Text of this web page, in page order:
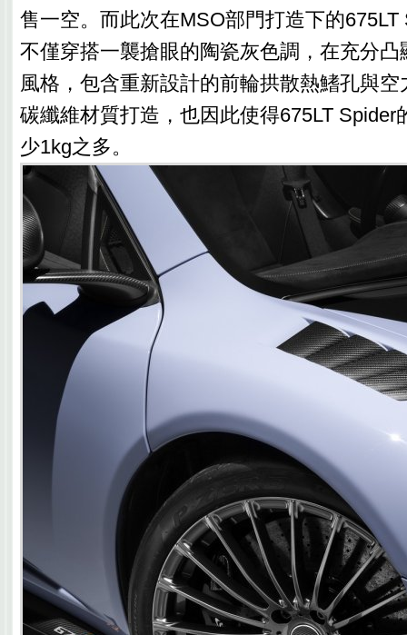
售一空。而此次在MSO部門打造下的
不僅穿搭一襲搶眼的陶瓷灰色調，在充分
風格，包含重新設計的前輪拱散熱鰭孔與
碳纖維材質打造，也因此使得675LT Spider
少1kg之多。